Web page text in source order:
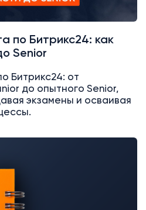
по Битрикс24: как
Senior
Битрикс24: от
до опытного Senior,
экзамены и осваивая